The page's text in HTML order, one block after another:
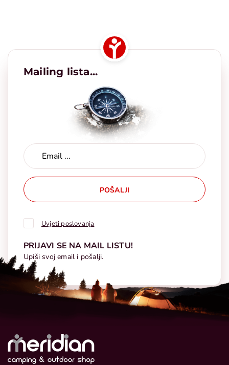
Mailing lista...
POŠALJI
Uvjeti poslovanja
PRIJAVI SE NA MAIL LISTU!
Upiši svoj email i pošalji.